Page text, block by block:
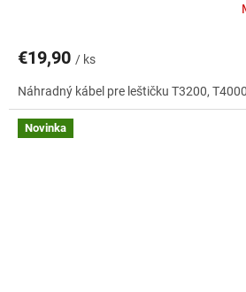
€19,90 / ks
Náhradný kábel pre leštičku T3200,
Novinka